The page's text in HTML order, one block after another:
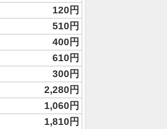
120円
510円
400円
610円
300円
2,280円
1,060円
1,810円